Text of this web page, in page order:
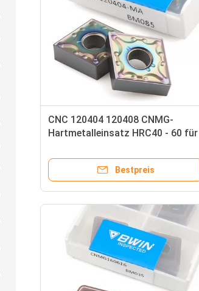
CNC 120404 120408 CNMG-
Hartmetalleinsatz HRC40 - 60 für
Bestpreis